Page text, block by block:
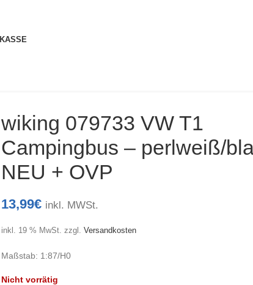
KASSE
wiking 079733 VW T1
Campingbus – perlweiß/
NEU + OVP
13,99€ inkl. MWSt.
inkl. 19 % MwSt. zzgl. Versandkosten
Maßstab: 1:87/H0
Nicht vorrätig